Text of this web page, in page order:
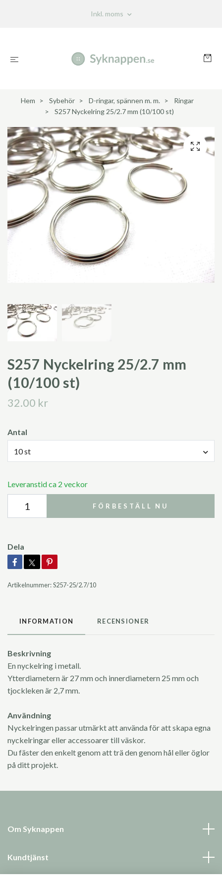
Inkl. moms
Hem Sybehör D-ringar, spännen m. m.
Ringar
S257 Nyckelring 25/2.7 mm (10/100 st)
S257 Nyckelring 25/2.7 mm
(10/100 st)
32.00 kr
Antal
10 st
Leveranstid ca 2 veckor
FÖRBESTÄLL NU
Dela
Artikelnummer:S257-25/2.7/10
INFORMATION RECENSIONER
Beskrivning
En nyckelring i metall.
Ytterdiametern är 27 mm och innerdiametern 25 mm och
tjockleken är 2,7 mm.
Användning
Nyckelringen passar utmärkt att använda för att skapa egna
nyckelringar eller accessoarer till väskor.
Du fäster den enkelt genom att trä den genom hål eller öglor
på ditt projekt.
Om Syknappen
Kundtjänst